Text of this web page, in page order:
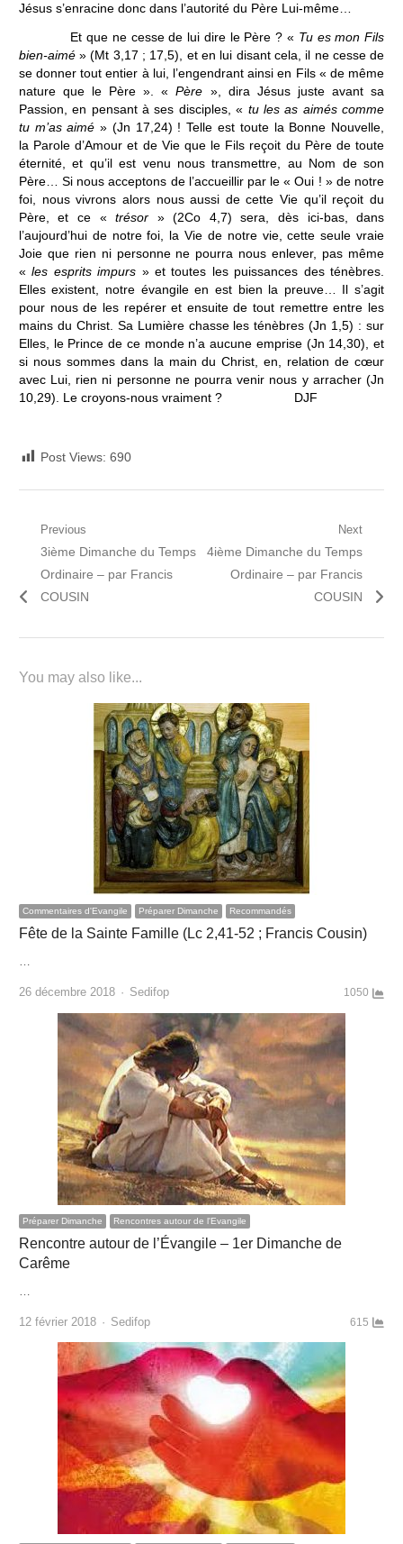
Jésus s’enracine donc dans l’autorité du Père Lui-même…
Et que ne cesse de lui dire le Père ? « Tu es mon Fils
bien-aimé» (Mt 3,17 ; 17,5), et en lui disant cela, il ne cesse de
se donner tout entier à lui, l’engendrant ainsi en Fils « de même
nature que le Père ». «Père », dira Jésus juste avant sa
Passion, en pensant à ses disciples, « tu les as aimés comme
tu m’as aimé» (Jn 17,24) ! Telle est toute la Bonne Nouvelle,
la Parole d’Amour et de Vie que le Fils reçoit du Père de toute
éternité, et qu’il est venu nous transmettre, au Nom de son
Père… Si nous acceptons de l’accueillir par le « Oui ! » de notre
foi, nous vivrons alors nous aussi de cette Vie qu’il reçoit du
Père, et ce «trésor » (2Co 4,7) sera, dès ici-bas, dans
l’aujourd’hui de notre foi, la Vie de notre vie, cette seule vraie
Joie que rien ni personne ne pourra nous enlever, pas même
«les esprits impurs » et toutes les puissances des ténèbres.
Elles existent, notre évangile en est bien la preuve… Il s’agit
pour nous de les repérer et ensuite de tout remettre entre les
mains du Christ. Sa Lumière chasse les ténèbres (Jn 1,5) : sur
Elles, le Prince de ce monde n’a aucune emprise (Jn 14,30), et
si nous sommes dans la main du Christ, en, relation de cœur
avec Lui, rien ni personne ne pourra venir nous y arracher (Jn
10,29). Le croyons-nous vraiment ? DJF
Post Views: 690
Navigation
de
l’article
Previous
Previous
post:
3ième Dimanche du Temps
Ordinaire – par Francis
COUSIN
Next
Next
post:
4ième Dimanche du Temps
Ordinaire – par Francis
COUSIN
You may also like...
Commentaires d'Evangile Préparer Dimanche Recommandés
Fête de la Sainte Famille (Lc 2,41-52 ; Francis Cousin)
26 décembre 2018 Author
Sedifop 1050
Préparer Dimanche Rencontres autour de l'Evangile
Rencontre autour de l’Évangile – 1er Dimanche de
Carême
12 février 2018 Author
Sedifop 615